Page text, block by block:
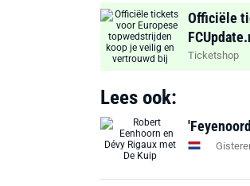
Officiële
Ticketshop
Lees ook: